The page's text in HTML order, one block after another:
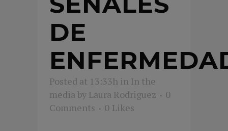
DE
Posted at 13:33h in In the
media by Laura Rodriguez
0
Comments
0 Likes